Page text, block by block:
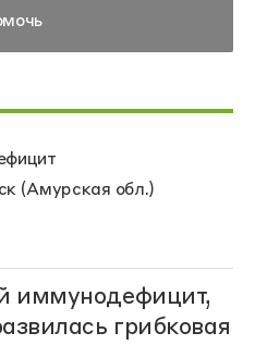
(Амурская обл.)
иммунодефицит,
грибковая